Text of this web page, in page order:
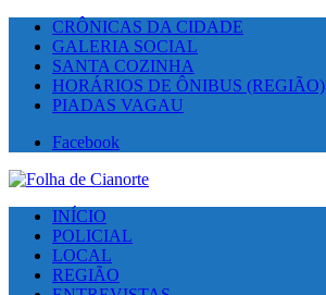
CRÔNICAS DA CIDADE
GALERIA SOCIAL
SANTA COZINHA
HORÁRIOS DE ÔNIBUS (REGIÃO)
PIADAS VAGAU
Facebook
INÍCIO
POLICIAL
LOCAL
REGIÃO